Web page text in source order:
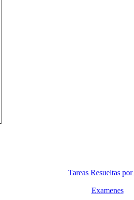
Tareas Resueltas por
Examenes